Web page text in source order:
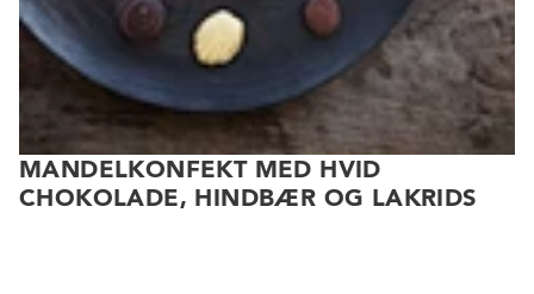
MANDELKONFEKT MED HVID
CHOKOLADE, HINDBÆR OG LAKRIDS